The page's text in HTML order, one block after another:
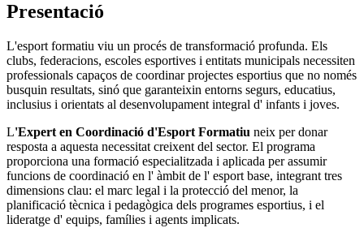
Presentació
L'esport formatiu viu un procés de transformació profunda. Els
clubs, federacions, escoles esportives i entitats municipals necessiten
professionals capaços de coordinar projectes esportius que no només
busquin resultats, sinó que garanteixin entorns segurs, educatius,
inclusius i orientats al desenvolupament integral d' infants i joves.
L'Expert en Coordinació d'Esport Formatiu neix per donar
resposta a aquesta necessitat creixent del sector. El programa
proporciona una formació especialitzada i aplicada per assumir
funcions de coordinació en l' àmbit de l' esport base, integrant tres
dimensions clau: el marc legal i la protecció del menor, la
planificació tècnica i pedagògica dels programes esportius, i el
lideratge d' equips, famílies i agents implicats.